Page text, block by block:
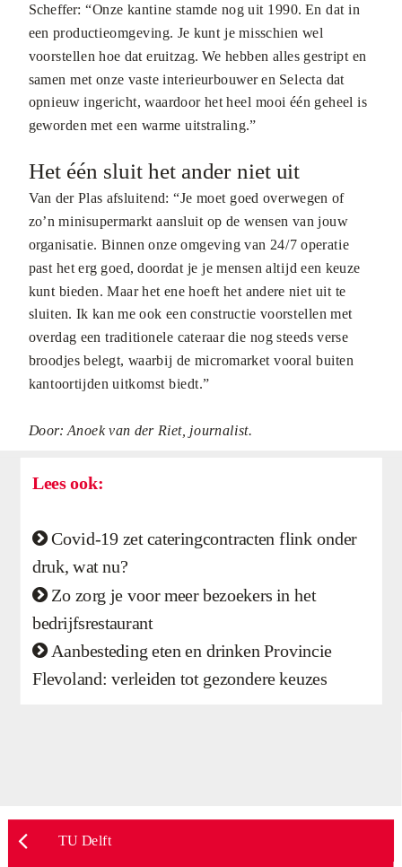
Scheffer: “Onze kantine stamde nog uit 1990. En dat in
een productieomgeving. Je kunt je misschien wel
voorstellen hoe dat eruitzag. We hebben alles gestript en
samen met onze vaste interieurbouwer en Selecta dat
opnieuw ingericht, waardoor het heel mooi één geheel is
geworden met een warme uitstraling.”
Het één sluit het ander niet uit
Van der Plas afsluitend: “Je moet goed overwegen of
zo’n minisupermarkt aansluit op de wensen van jouw
organisatie. Binnen onze omgeving van 24/7 operatie
past het erg goed, doordat je je mensen altijd een keuze
kunt bieden. Maar het ene hoeft het andere niet uit te
sluiten. Ik kan me ook een constructie voorstellen met
overdag een traditionele cateraar die nog steeds verse
broodjes belegt, waarbij de micromarket vooral buiten
kantoortijden uitkomst biedt.”
Door: Anoek van der Riet, journalist.
Lees ook:
Covid-19 zet cateringcontracten flink onder
druk, wat nu?
Zo zorg je voor meer bezoekers in het
bedrijfsrestaurant
 Aanbesteding eten en drinken Provincie
Flevoland: verleiden tot gezondere keuzes
TU Delft